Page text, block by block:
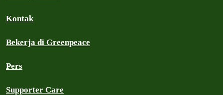
Kontak
Bekerja di Greenpeace
Pers
Supporter Care